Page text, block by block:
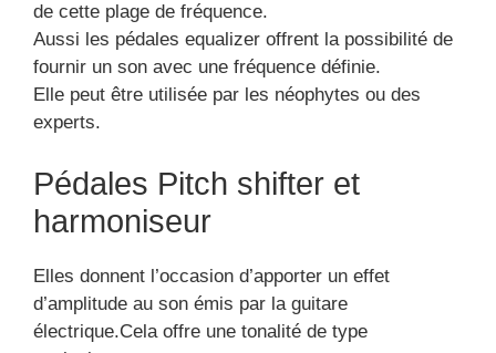
de cette plage de fréquence.
Aussi les pédales equalizer offrent la possibilité de
fournir un son avec une fréquence définie.
Elle peut être utilisée par les néophytes ou des
experts.
Pédales Pitch shifter et
harmoniseur
Elles donnent l’occasion d’apporter un effet
d’amplitude au son émis par la guitare
électrique.Cela offre une tonalité de type